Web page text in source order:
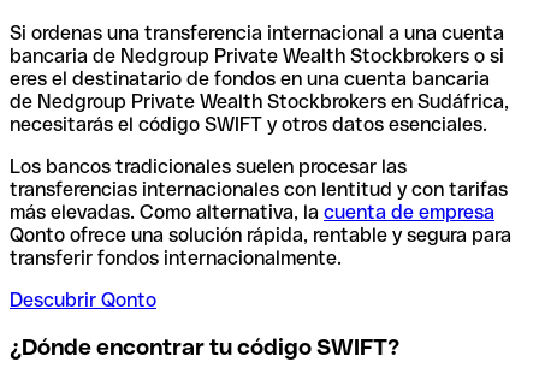
Si ordenas una transferencia internacional a una cuenta
bancaria de Nedgroup Private Wealth Stockbrokers o si
eres el destinatario de fondos en una cuenta bancaria
de Nedgroup Private Wealth Stockbrokers en Sudáfrica,
necesitarás el código SWIFT y otros datos esenciales.
Los bancos tradicionales suelen procesar las
transferencias internacionales con lentitud y con tarifas
más elevadas. Como alternativa, la cuenta de empresa
Qonto ofrece una solución rápida, rentable y segura para
transferir fondos internacionalmente.
Descubrir Qonto
¿Dónde encontrar tu código SWIFT?